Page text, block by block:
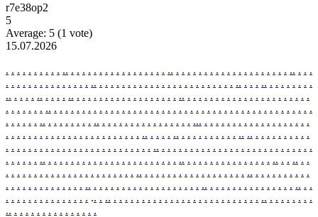
r7e38op2
5
Average: 5 (1 vote)
15.07.2026
. . . . . . . . . . .. . . . . . . . . . . . . . . . . . .. . . . . . . . . . . . . . . . . . . . . .. . . .
. . . . . . . . . . . . . . . .. . . . . . . . . . . . . . . . . . . . . . . . . .. . . . .. . . . . . . . .
.. . . . . .. . . . . .. . . . . . . . . . . . . . . . . . . .. . . . . . . . . . . . . . . . . . . . . . .
. . . . . . . .. . . . . . . . . . . . . . . . . . . . . . . . . . . . . . . . . . . . . . . . . . . . . . .
. . . . . . .. . . . . . . . . .. . . . . . . . . . . . . . . . . ... . . . . . . . . . . . . . . . . . . .
. . . . . . . . . . . . . . . . . . . . . . . . .. . . . . .. . . . . . . . . . . .. .. . . . . . . . . . .
. . . . . . . . . . . . . . . . . . . . . . . . . . .. . . . . . . . . . . . . . . . . . . . . . . . . . . .
. . . . . . .. . . . . . . . . . . . . . . . . . . . . . . . .. . . . . . . . . . . . . . . . .. . . .. . .
. . . . . . . . . . . . . . . . . . . . . . . .. . . . . . . . . . . . . . . . . . . .. . . . . . . . . . .
. . . . . . . . . . . . . . .. . . . . . . . . . . . . . . . . . . . .. . . . . . . . . . . . . . . . .. . .
. . . . . . . . . . . . . . . .. . .. . . . . . . . . . . . . . . . . . . . . . . . . . . .. . . . . . . . .
.. . . . . . . . . . . . . . . .